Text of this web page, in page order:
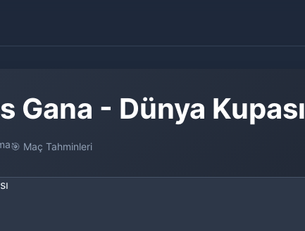
Gana - Dünya Kupası
🎯 Maç Tahminleri